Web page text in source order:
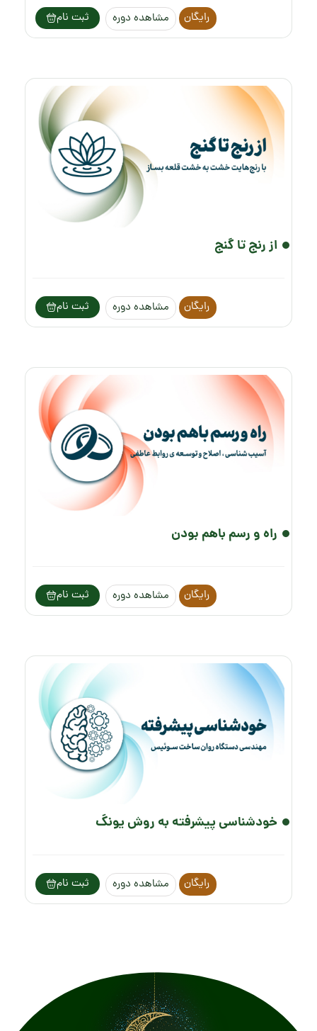
رایگان مشاهده دوره ثبت نام
از رنج تا گنج
رایگان مشاهده دوره ثبت نام
راه و رسم باهم بودن
رایگان مشاهده دوره ثبت نام
خودشناسی پیشرفته به روش یونگ
رایگان مشاهده دوره ثبت نام